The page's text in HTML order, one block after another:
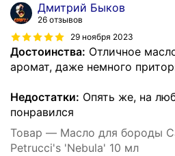
Дмитрий Быков
26 отзывов
29 ноября 2023
Достоинства: Отличное
аромат, даже немного
Недостатки: Опять же, на
понравился
Товар — Масло для бороды
Petrucci's 'Nebula' 10 мл